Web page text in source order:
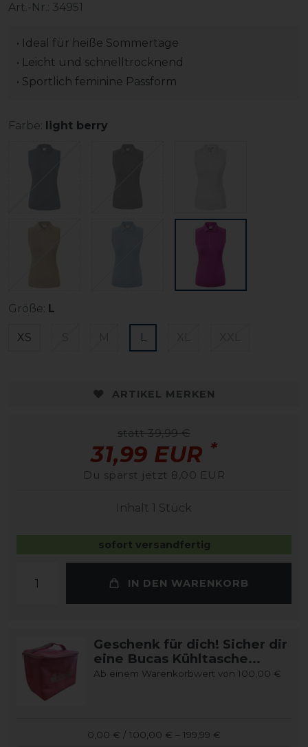
Art.-Nr.: 34951
• Ideal für heiße Sommertage
• Leicht und schnelltrocknend
• Sportlich feminine Passform
Farbe: light berry
Größe: L
XS L
ARTIKEL MERKEN
statt 39,99 €
31,99 EUR *
Du sparst jetzt 8,00 EUR
Inhalt 1 Stück
sofort versandfertig
IN DEN WARENKORB
Geschenk für dich! Sicher dir
eine Bucas Kühltasche...
Ab einem Warenkorbwert von 100,00 €
0,00 € / 100,00 € – 199,99 €